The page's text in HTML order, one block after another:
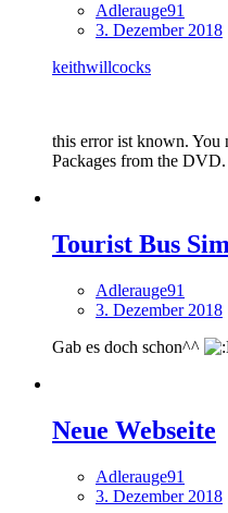
Adlerauge91
3. Dezember 2018
keithwillcocks
this error ist known. You
Packages from the
Tourist Bus
Adlerauge91
3. Dezember 2018
Gab es doch schon^^
Neue Webseite
Adlerauge91
3. Dezember 2018